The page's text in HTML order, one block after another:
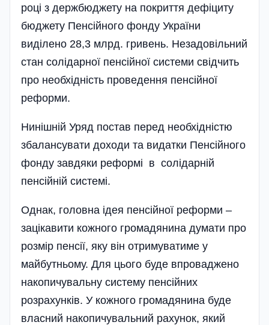
році з держбюджету на покриття дефіциту
бюджету Пенсійного фонду України
виділено 28,3 млрд. гривень. Незадовільний
стан солідарної пенсійної системи свідчить
про необхідність проведення пенсійної
реформи.
Нинішній Уряд постав перед необхідністю
збалансувати доходи та видатки Пенсійного
фонду завдяки реформі в солідарній
пенсійній системі.
Однак, головна ідея пенсійної реформи –
зацікавити кожного громадянина думати про
розмір пенсії, яку він отримуватиме у
майбутньо­му. Для цього буде впроваджено
накопичувальну систему пенсійних
розрахунків. У кожного громадянина буде
власний накопичувальний рахунок, який